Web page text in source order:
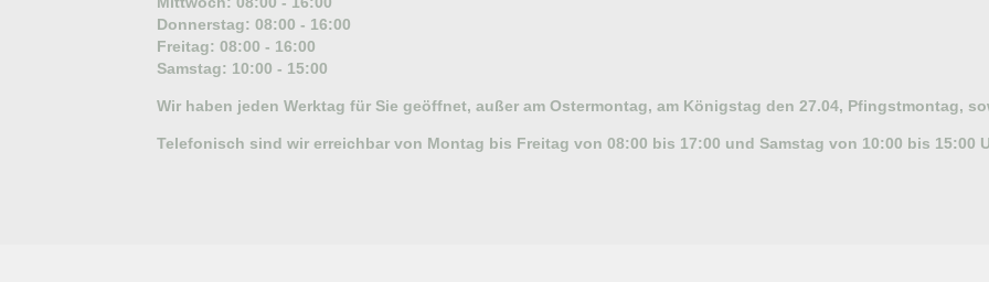
Donnerstag: 08:00 - 16:00
Freitag: 08:00 - 16:00
Samstag: 10:00 - 15:00
Wir haben jeden Werktag für Sie geöffnet, außer am Ostermontag, am Königstag den 27.04, Pfingstmontag,
Telefonisch sind wir erreichbar von Montag bis Freitag von 08:00 bis 17:00 und Samstag von 10:00 bis 15:00